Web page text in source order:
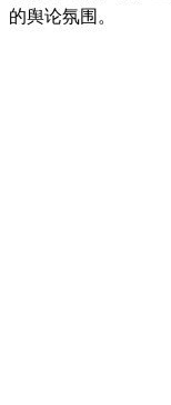
的舆论氛围。